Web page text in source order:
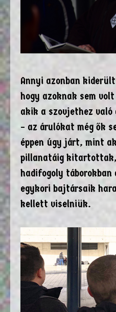
Annyi azonban
hogy azoknak sem
akik a szovjethez
– az árulókat még ők
éppen úgy járt, mint
pillanatáig
hadifogoly
egykori bajtársaik
kellett viselniük.